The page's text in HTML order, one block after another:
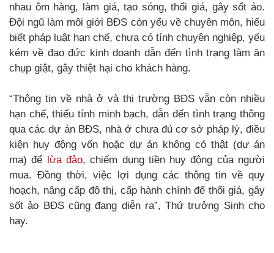
nhau ôm hàng, làm giá, tạo sóng, thổi giá, gây sốt ảo.
Đội ngũ làm môi giới BĐS còn yếu về chuyên môn, hiểu
biết pháp luật hạn chế, chưa có tính chuyên nghiệp, yếu
kém về đạo đức kinh doanh dẫn đến tình trạng làm ăn
chụp giật, gây thiệt hại cho khách hàng.
“Thông tin về nhà ở và thị trường BĐS vẫn còn nhiều
hạn chế, thiếu tính minh bạch, dẫn đến tình trạng thông
qua các dự án BĐS, nhà ở chưa đủ cơ sở pháp lý, điều
kiện huy động vốn hoặc dự án không có thật (dự án
ma) để lừa đảo, chiếm dụng tiền huy động của người
mua. Đồng thời, việc lợi dụng các thông tin về quy
hoạch, nâng cấp đô thị, cấp hành chính để thổi giá, gây
sốt ảo BĐS cũng đang diễn ra”, Thứ trưởng Sinh cho
hay.